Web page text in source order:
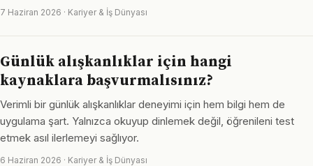
7 Haziran 2026 · Kariyer & İş Dünyası
Günlük alışkanlıklar için hangi
kaynaklara başvurmalısınız?
Verimli bir günlük alışkanlıklar deneyimi için hem bilgi hem de
uygulama şart. Yalnızca okuyup dinlemek değil, öğrenileni test
etmek asıl ilerlemeyi sağlıyor.
6 Haziran 2026 · Kariyer & İş Dünyası